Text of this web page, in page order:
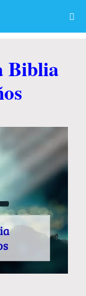
Biblia